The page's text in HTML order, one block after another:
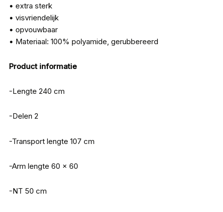
• extra sterk
• visvriendelijk
• opvouwbaar
• Materiaal: 100% polyamide, gerubbereerd
Product informatie
-Lengte 240 cm
-Delen 2
-Transport lengte 107 cm
-Arm lengte 60 x 60
-NT 50 cm